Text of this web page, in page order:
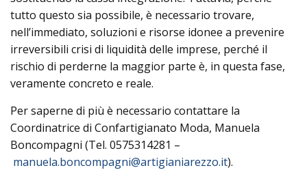
tutto questo sia possibile, è necessario trovare,
nell’immediato, soluzioni e risorse idonee a prevenire
irreversibili crisi di liquidità delle imprese, perché il
rischio di perderne la maggior parte è, in questa fase,
veramente concreto e reale.
Per saperne di più è necessario contattare la
Coordinatrice di Confartigianato Moda, Manuela
Boncompagni (Tel. 0575314281 –
manuela.boncompagni@artigianiarezzo.it).